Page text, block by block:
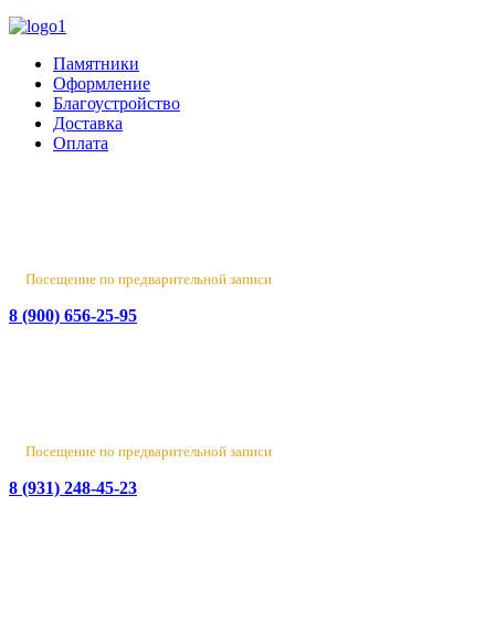
Памятники
Оформление
Благоустройство
Доставка
Оплата
Посещение по предварительной записи
8 (900) 656-25-95
Посещение по предварительной записи
8 (931) 248-45-23